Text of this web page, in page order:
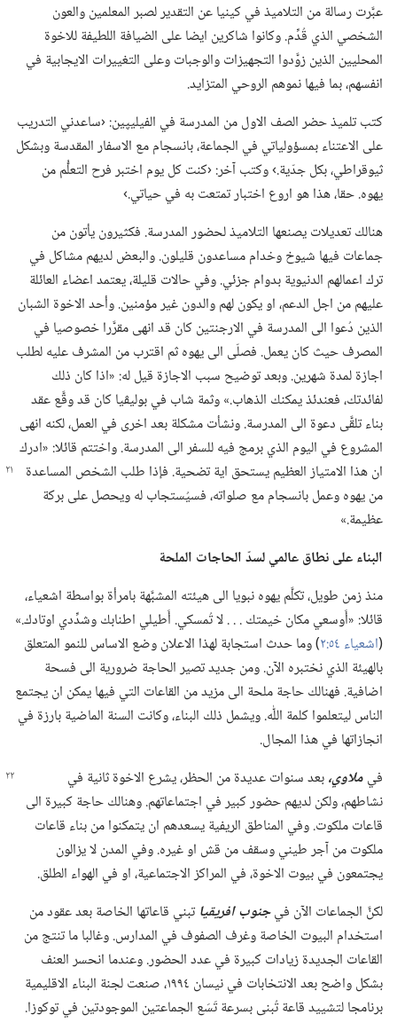
عبَّرت رسالة من التلاميذ في كينيا عن التقدير لصبر المعلمين والعون
الشخصي الذي قُدِّم.‏ وكانوا شاكرين ايضا على الضيافة اللطيفة للاخوة
المحليين الذين زوَّدوا التجهيزات والوجبات وعلى التغييرات الايجابية في
انفسهم،‏ بما فيها نموهم الروحي المتزايد.‏
كتب تلميذ حضر الصف الاول من المدرسة في الفيليپين:‏ ‹ساعدني التدريب
على الاعتناء بمسؤولياتي في الجماعة،‏ بانسجام مع الاسفار المقدسة وبشكل
ثيوقراطي،‏ بكل جدّية.‏› وكتب آخر:‏ ‹كنت كل يوم اختبر فرح التعلُّم من
يهوه.‏ حقا،‏ هذا هو اروع اختبار تمتعت به في حياتي.‏›‏
هنالك تعديلات يصنعها التلاميذ لحضور المدرسة.‏ فكثيرون يأتون من
جماعات فيها شيوخ وخدام مساعدون قليلون.‏ والبعض لديهم مشاكل في
ترك اعمالهم الدنيوية بدوام جزئي.‏ وفي حالات قليلة،‏ يعتمد اعضاء العائلة
عليهم من اجل الدعم،‏ او يكون لهم والدون غير مؤمنين.‏ وأحد الاخوة الشبان
الذين دُعوا الى المدرسة في الارجنتين كان قد انهى مقرَّرا خصوصيا في
المصرف حيث كان يعمل.‏ فصلّى الى يهوه ثم اقترب من المشرف عليه لطلب
اجازة لمدة شهرين.‏ وبعد توضيح سبب الاجازة قيل له:‏ «اذا كان ذلك
لفائدتك،‏ فعندئذ يمكنك الذهاب.‏» وثمة شاب في بوليڤيا كان قد وقَّع عقد
بناء تلقَّى دعوة الى المدرسة.‏ ونشأت مشكلة بعد اخرى في العمل،‏ لكنه انهى
المشروع في اليوم الذي برمج فيه للسفر الى المدرسة.‏ واختتم قائلا:‏ «ادرك
ان هذا الامتياز العظيم يستحق اية تضحية.‏ فإذا طلب الشخص المساعدة
من يهوه وعمل بانسجام مع صلواته،‏ فسيُستجاب له ويحصل على بركة
عظيمة.‏»‏
البناء على نطاق عالمي لسدّ الحاجات الملحة
منذ زمن طويل،‏ تكلَّم يهوه نبويا الى هيئته المشبَّهة بامرأة بواسطة اشعياء،‏
قائلا:‏ «أَوسعي مكان خيمتك .‏ .‏ .‏ لا تُمسكي.‏ أَطيلي اطنابك وشدِّدي اوتادك.‏»
(‏اشعياء ٥٤:‏٢
‏)‏ وما حدث استجابة لهذا الاعلان وضع الاساس للنمو المتعلق
بالهيئة الذي نختبره الآن.‏ ومن جديد تصير الحاجة ضرورية الى فسحة
اضافية.‏ فهنالك حاجة ملحة الى مزيد من القاعات التي فيها يمكن ان يجتمع
الناس ليتعلموا كلمة اللّٰه.‏ ويشمل ذلك البناء،‏ وكانت السنة الماضية بارزة في
انجازاتها في هذا المجال.‏
فيملاوي،‏بعد سنوات عديدة من الحظر،‏ يشرع الاخوة ثانية في
نشاطهم،‏ ولكن لديهم حضور كبير في اجتماعاتهم.‏ وهنالك حاجة كبيرة الى
قاعات ملكوت.‏ وفي المناطق الريفية يسعدهم ان يتمكنوا من بناء قاعات
ملكوت من آجر طيني وسقف من قش او غيره.‏ وفي المدن لا يزالون
يجتمعون في بيوت الاخوة،‏ في المراكز الاجتماعية،‏ او في الهواء الطلق.‏
لكنَّ الجماعات الآن فيجنوب افريقياتبني قاعاتها الخاصة بعد عقود من
استخدام البيوت الخاصة وغرف الصفوف في المدارس.‏ وغالبا ما تنتج من
القاعات الجديدة زيادات كبيرة في عدد الحضور.‏ وعندما انحسر العنف
بشكل واضح بعد الانتخابات في نيسان ١٩٩٤،‏ صنعت لجنة البناء الاقليمية
برنامجا لتشييد قاعة تُبنى بسرعة تَسَع الجماعتين الموجودتين في توكوزا.‏